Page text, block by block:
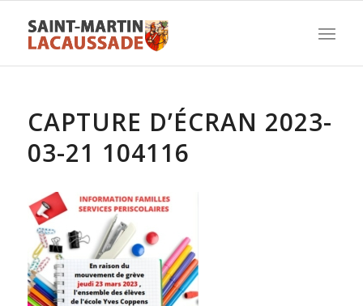
CAPTURE D’ÉCRAN 2023-
03-21 104116